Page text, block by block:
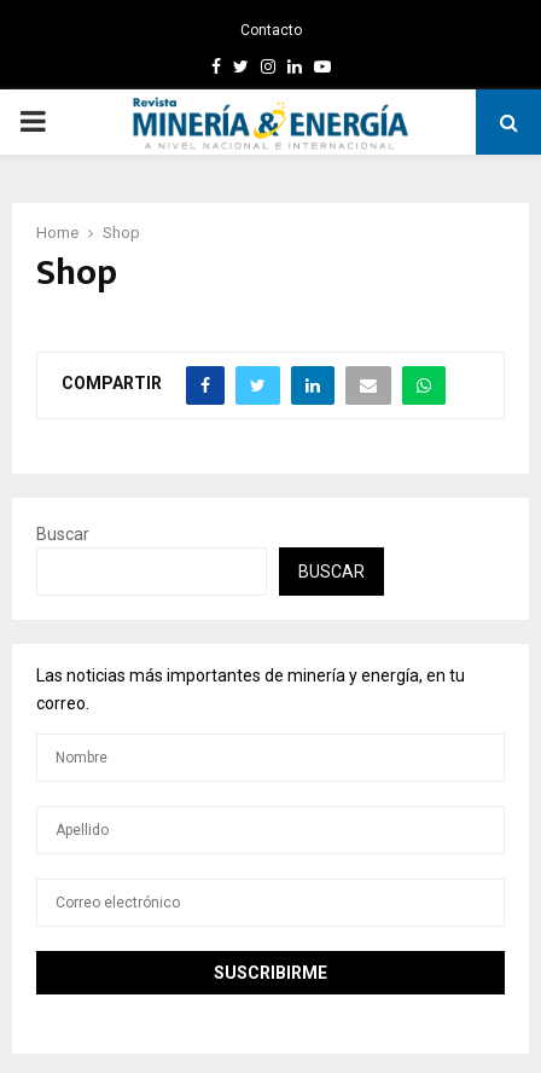
Contacto
Facebook
TwitterInstagram
LinkedinYoutube
PRIMARY
Home Shop
Shop
COMPARTIR
Buscar
BUSCAR
Las noticias más importantes de minería y energía, en tu
correo.